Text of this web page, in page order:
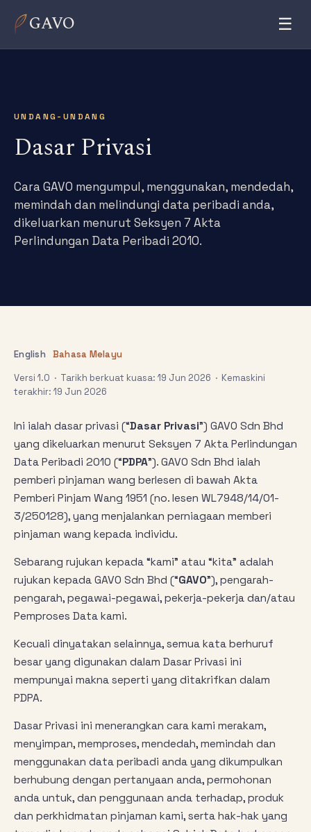
GAVO ☰
UNDANG-UNDANG
Dasar Privasi
Cara GAVO mengumpul, menggunakan, mendedah,
memindah dan melindungi data peribadi anda,
dikeluarkan menurut Seksyen 7 Akta
Perlindungan Data Peribadi 2010.
English
Bahasa Melayu
Versi 1.0 · Tarikh berkuat kuasa: 19 Jun 2026 · Kemaskini
terakhir: 19 Jun 2026
Ini ialah dasar privasi (“Dasar Privasi”) GAVO Sdn Bhd
yang dikeluarkan menurut Seksyen 7 Akta Perlindungan
Data Peribadi 2010 (“PDPA”). GAVO Sdn Bhd ialah
pemberi pinjaman wang berlesen di bawah Akta
Pemberi Pinjam Wang 1951 (no. lesen WL7948/14/01-
3/250128), yang menjalankan perniagaan memberi
pinjaman wang kepada individu.
Sebarang rujukan kepada “kami” atau “kita” adalah
rujukan kepada GAVO Sdn Bhd (“GAVO”), pengarah-
pengarah, pegawai-pegawai, pekerja-pekerja dan/atau
Pemproses Data kami.
Kecuali dinyatakan selainnya, semua kata berhuruf
besar yang digunakan dalam Dasar Privasi ini
mempunyai makna seperti yang ditakrifkan dalam
PDPA.
Dasar Privasi ini menerangkan cara kami merakam,
menyimpan, memproses, mendedah, memindah dan
menggunakan data peribadi anda yang dikumpulkan
berhubung dengan pertanyaan anda, permohonan
anda untuk, dan penggunaan anda terhadap, produk
dan perkhidmatan pinjaman kami, serta hak-hak yang